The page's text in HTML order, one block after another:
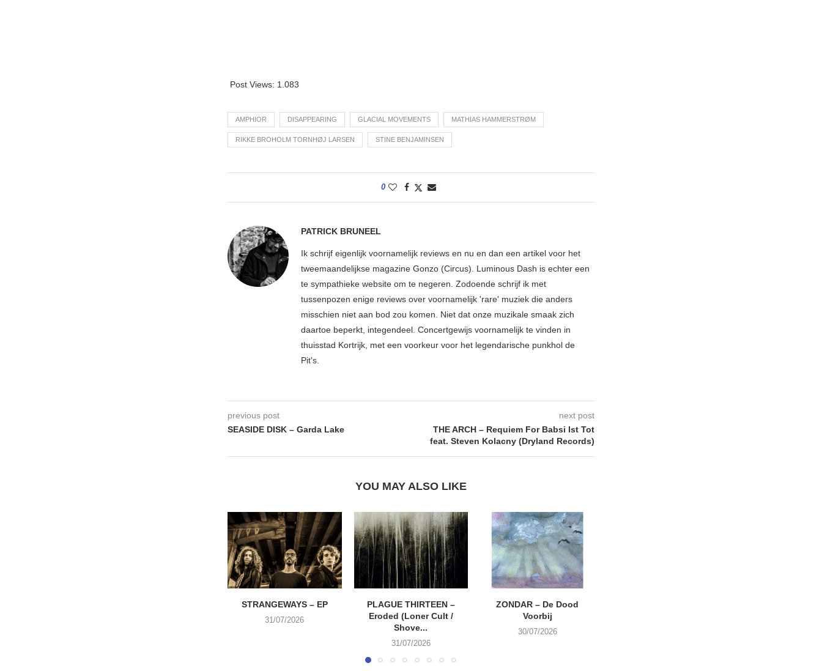
Post Views: 1.083
AMPHIOR DISAPPEARING GLACIAL MOVEMENTS MATHIAS HAMMERSTRØM
RIKKE BROHOLM TORNHØJ LARSEN STINE BENJAMINSEN
0
PATRICK BRUNEEL
Ik schrijf eigenlijk voornamelijk reviews en nu en dan een artikel voor het
tweemaandelijkse magazine Gonzo (Circus). Luminous Dash is echter een
te sympathieke website om te negeren. Zodoende schrijf ik met
tussenpozen enige reviews over voornamelijk 'rare' muziek die anders
misschien niet aan bod zou komen. Niet dat onze muzikale smaak zich
daartoe beperkt, integendeel. Concertgewijs voornamelijk te vinden in
thuisstad Kortrijk, met een voorkeur voor het legendarische punkhol de
Pit's.
previous post
SEASIDE DISK – Garda Lake
next post
THE ARCH – Requiem For Babsi Ist Tot
feat. Steven Kolacny (Dryland Records)
YOU MAY ALSO LIKE
STRANGEWAYS – EP
31/07/2026
PLAGUE THIRTEEN –
Eroded (Loner Cult /
Shove...
31/07/2026
ZONDAR – De Dood
Voorbij
30/07/2026